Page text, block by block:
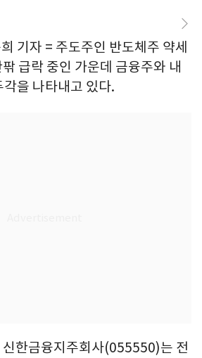
기자 = 주도주인 반도체주 약세
급락 중인 가운데 금융주와 내
을 나타내고 있다.
한금융지주회사(055550)는 전